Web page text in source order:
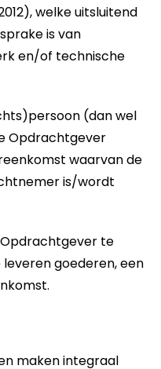
welke uitsluitend
is van
en/of technische
(dan wel
Opdrachtgever
waarvan de
is/wordt
te
goederen, een
maken integraal